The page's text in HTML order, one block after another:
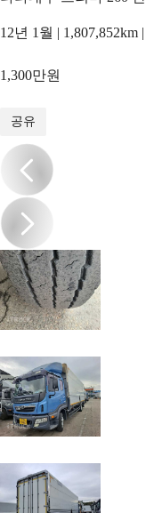
12년 1월 | 1,807,852km
1,300만원
공유
/9